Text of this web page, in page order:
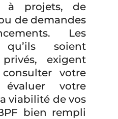
à projets, de
de demandes
Les
qu’ils soient
exigent
votre
votre
viabilité de vos
bien rempli